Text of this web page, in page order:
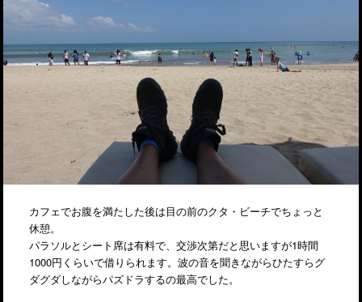
カフェでお腹を満たした後は目の前のクタ・ビーチでちょっと
休憩。
パラソルとシート席は有料で、交渉次第だと思いますが1時間
1000円くらいで借りられます。波の音を聞きながらひたすらグ
ダグダしながらパズドラするの最高でした。